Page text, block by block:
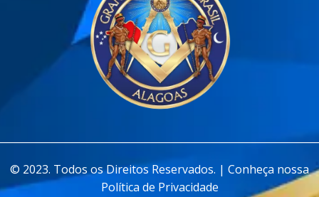
© 2023. Todos os Direitos Reservados. | Conheça nossa
Política de Privacidade